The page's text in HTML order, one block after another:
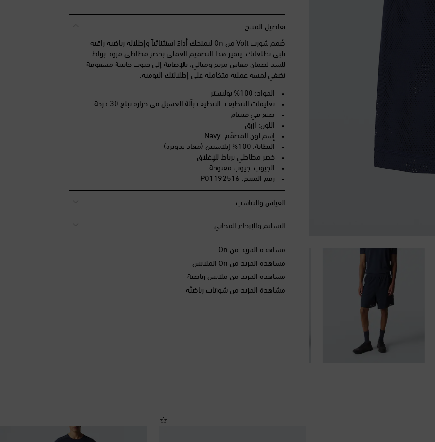
تفاصيل المنتج
صُمم شورت Volt من On ليمنحكَ أداءً استثنائياً وإطلالة رياضية راقية
تلبي تطلعاتك. يتميز هذا التصميم العملي بخصر مطاطي مزود برباط
للشد لضمان مقاس مريح ومثالي، بالإضافة إلى جيوب جانبية مشقوقة
تضفي لمسة عملية متكاملة على إطلالتك اليومية.
المواد: 100% بوليستر
تعليمات التنظيف: التنظيف بآلة الغسيل في حرارة تبلغ 30 درجة
صنع في فيتنام
اللون: ازرق
إسم لون المصمّم: Navy
البطانة: 100% إيلاستين (معاد تدويره)
خصر مطاطي برباط للإغلاق
الجيوب: جيوب مفتوحة
رقم المنتج: P01192516
القياس والتناسب
التسليم والإرجاع المجاني
مشاهدة المزيد من On
مشاهدة المزيد من On الملابس
مشاهدة المزيد من ملابس رياضية
مشاهدة المزيد من شورتات رياضيّة